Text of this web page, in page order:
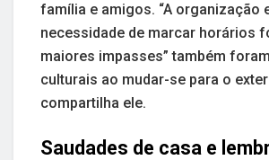
família e amigos. “A organização
necessidade de marcar horários
maiores impasses” também
culturais ao mudar-se para o
compartilha ele.
Saudades de casa e